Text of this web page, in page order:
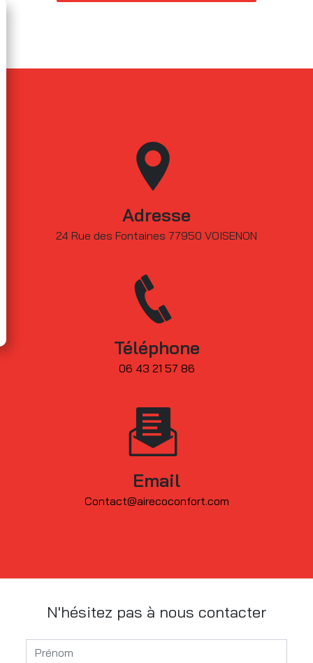
Adresse
24 Rue des Fontaines 77950 VOISENON
Téléphone
06 43 21 57 86
Email
contact@airecoconfort.com
N'hésitez pas à nous contacter